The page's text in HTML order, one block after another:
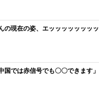
の現在の姿、エッッッッッッッ
国では赤信号でも〇〇できます